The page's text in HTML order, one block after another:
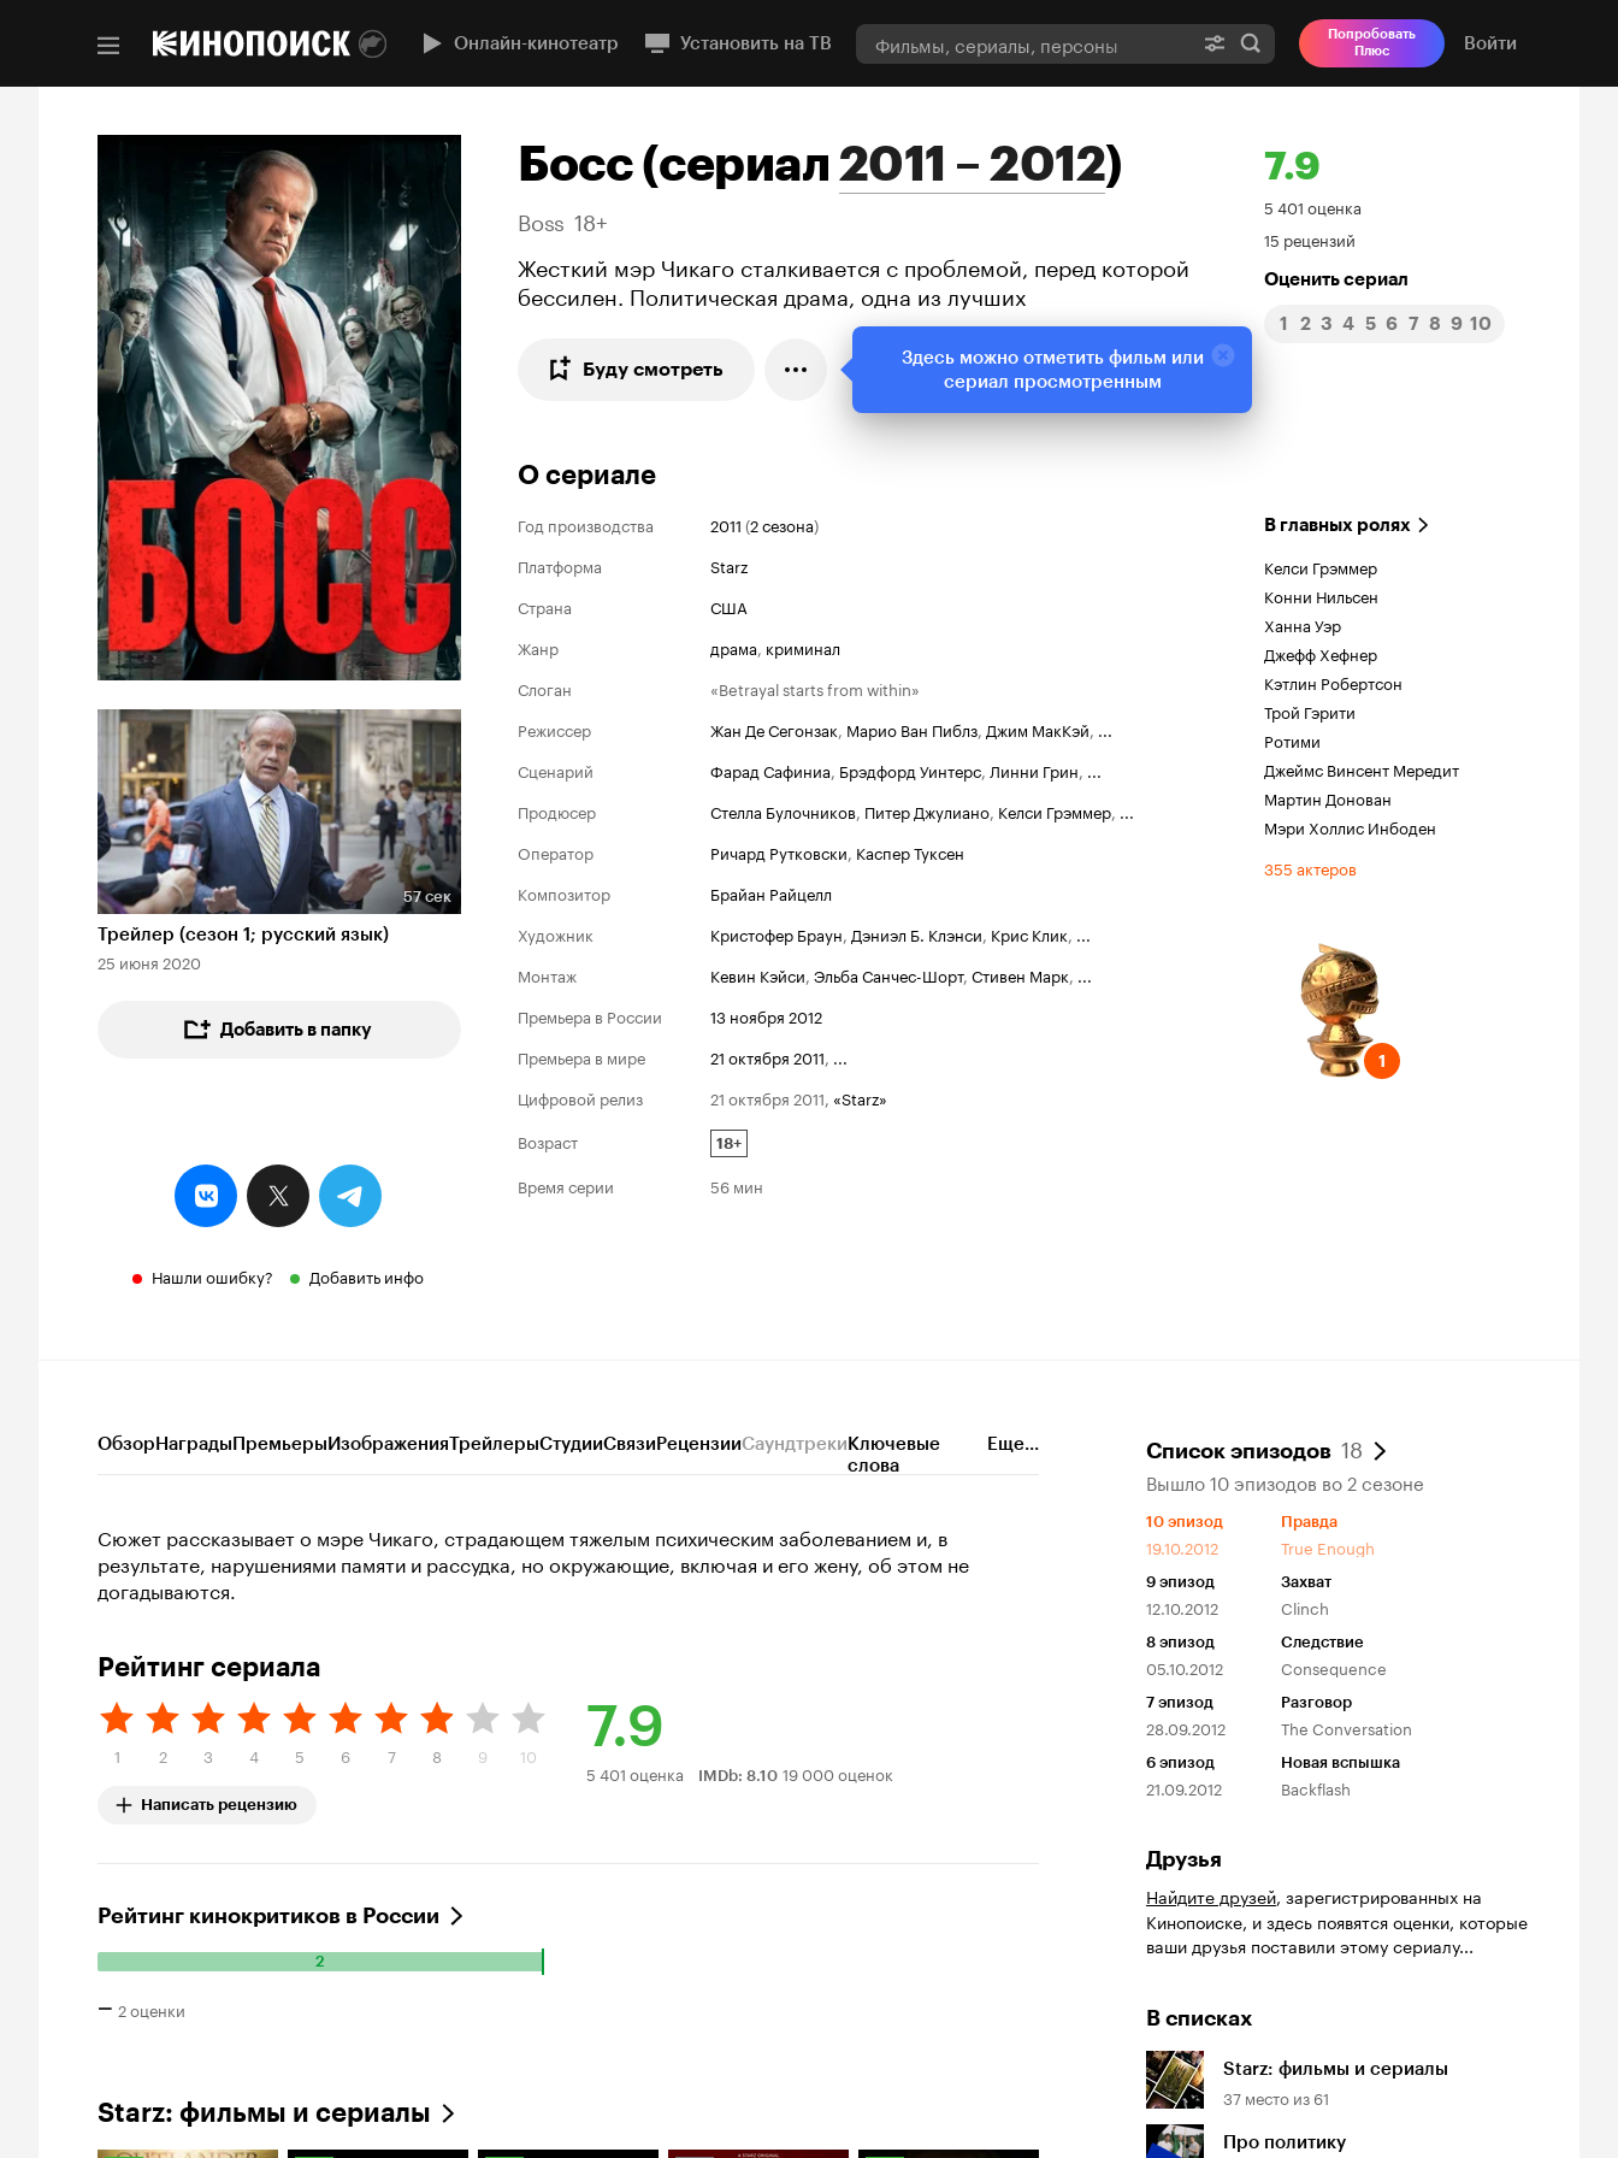
Онлайн-кинотеатр Установить на ТВ
Попробовать
Плюс
Войти
Длительность 57 сек
57 сек
Трейлер (сезон 1; русский язык)
25 июня 2020
Добавить в папку
Нашли ошибку? Добавить инфо
Босс(сериал2011 – 2012)
Boss 18+
Жесткий мэр Чикаго сталкивается с проблемой, перед которой
бессилен. Политическая драма, одна из лучших
Буду смотреть
7.9
Рейтинг
Кинопоиска
7.9
5 401 оценка
15 рецензий
Оценить сериал
1 2 3 4 5 6 7 8 9 10
О сериале
Год производства 2011 (2 сезона)
Платформа
Starz
Страна
США
Жанр
драма, криминал
Слоган
«Betrayal starts from within»
Режиссер
Жан Де Сегонзак, Марио Ван Пиблз, Джим МакКэй, ...
Сценарий
Фарад Сафиниа, Брэдфорд Уинтерс, Линни Грин, ...
Продюсер
Стелла Булочников, Питер Джулиано, Келси Грэммер, ...
Оператор
Ричард Рутковски, Каспер Туксен
Композитор
Брайан Райцелл
Художник
Кристофер Браун, Дэниэл Б. Клэнси, Крис Клик, ...
Монтаж
Кевин Кэйси, Эльба Санчес-Шорт, Стивен Марк, ...
Премьера в России
13 ноября 2012
Премьера в мире
21 октября 2011, ...
Цифровой релиз
21 октября 2011, «Starz»
Возраст
18+
Время серии 56 мин
В главных ролях
Келси Грэммер
Конни Нильсен
Ханна Уэр
Джефф Хефнер
Кэтлин Робертсон
Трой Гэрити
Ротими
Джеймс Винсент Мередит
Мартин Донован
Мэри Холлис Инбоден
355 актеров
1
Золотой глобус
1
ОбзорНаградыПремьерыИзображенияТрейлерыСтудииСвязиРецензииСаундтрекиКлючевые
слова
Еще...
Сюжет рассказывает о мэре Чикаго, страдающем тяжелым психическим заболеванием и, в
результате, нарушениями памяти и рассудка, но окружающие, включая и его жену, об этом не
догадываются.
Рейтинг сериала
1 2 3 4 5 6 7 8 9 10
Написать рецензию
7.9
Рейтинг
5 401 оценка IMDb: 8.10 19 000 оценок
Рейтинг кинокритиков в России
2
Количество
оценок:
– 2 оценки
Starz: фильмы и сериалы
Список эпизодов 18
Вышло 10 эпизодов во 2 сезоне
10 эпизод
19.10.2012
Правда
True Enough
9 эпизод
12.10.2012
Захват
Clinch
8 эпизод
05.10.2012
Следствие
Consequence
7 эпизод
28.09.2012
Разговор
The Conversation
6 эпизод
21.09.2012
Новая вспышка
Backflash
Друзья
Найдите друзей, зарегистрированных на
Кинопоиске, и здесь появятся оценки, которые
ваши друзья поставили этому сериалу...
В списках
Starz: фильмы и сериалы
37 место из 61
Про политику
Здесь можно отметить фильм или
сериал просмотренным